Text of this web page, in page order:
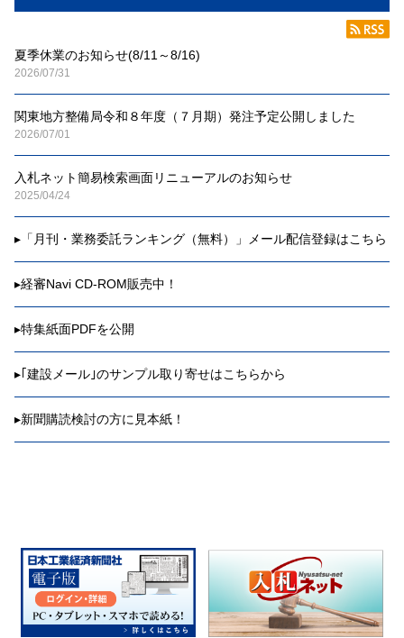
夏季休業のお知らせ(8/11～8/16)
2026/07/31
関東地方整備局令和８年度（７月期）発注予定公開しました
2026/07/01
入札ネット簡易検索画面リニューアルのお知らせ
2025/04/24
▸ 「月刊・業務委託ランキング（無料）」メール配信登録はこちら
▸経審Navi CD-ROM販売中！
▸特集紙面PDFを公開
▸｢建設メール｣のサンプル取り寄せはこちらから
▸新聞購読検討の方に見本紙！